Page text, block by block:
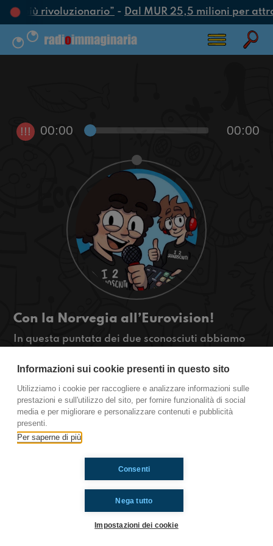
più rivoluzionario”- Dal MUR 25,5 milioni per
!!! 00:00 00:00
Con la Norvegia all’Eurovision!
In questa puntata dei due sconosciuti abbiamo
Norvegia all’Eurovision 2025! Mattia era
e l’aria che si respira!
https://www.radioimmaginaria.it
Ti è piaciuto? Condividilo!
Informazioni sui cookie presenti in questo sito
Utilizziamo i cookie per raccogliere e analizzare informazioni sulle
prestazioni e sull'utilizzo del sito, per fornire funzionalità di social
media e per migliorare e personalizzare contenuti e pubblicità
presenti.
Per saperne di più
Nega tutto
Consenti
Impostazioni dei cookie